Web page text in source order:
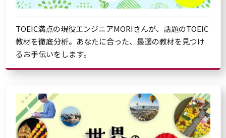
TOEIC満点の現役エンジニアMORIさんが、話題のTOEIC
教材を徹底分析。あなたに合った、最適の教材を見つけ
るお手伝いをします。